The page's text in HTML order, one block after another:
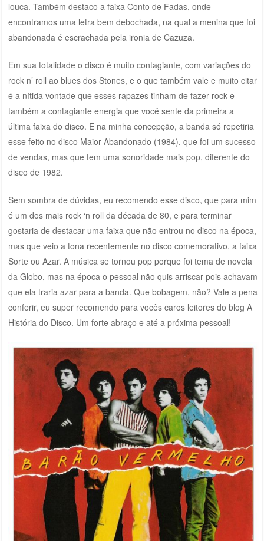
louca. Também destaco a faixa Conto de Fadas, onde
encontramos uma letra bem debochada, na qual a menina que foi
abandonada é escrachada pela ironia de Cazuza.
Em sua totalidade o disco é muito contagiante, com variações do
rock n’ roll ao blues dos Stones, e o que também vale e muito citar
é a nítida vontade que esses rapazes tinham de fazer rock e
também a contagiante energia que você sente da primeira a
última faixa do disco. E na minha concepção, a banda só repetiria
esse feito no disco Maior Abandonado (1984), que foi um sucesso
de vendas, mas que tem uma sonoridade mais pop, diferente do
disco de 1982.
Sem sombra de dúvidas, eu recomendo esse disco, que para mim
é um dos mais rock ‘n roll da década de 80, e para terminar
gostaria de destacar uma faixa que não entrou no disco na época,
mas que veio a tona recentemente no disco comemorativo, a faixa
Sorte ou Azar. A música se tornou pop porque foi tema de novela
da Globo, mas na época o pessoal não quis arriscar pois achavam
que ela traria azar para a banda. Que bobagem, não? Vale a pena
conferir, eu super recomendo para vocês caros leitores do blog A
História do Disco. Um forte abraço e até a próxima pessoal!